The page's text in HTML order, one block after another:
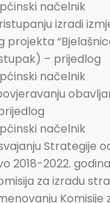
načelnik
izradi
projekta
– prijedlog
načelnik
načelnik
Strategije
2018-2022.
za izradu
Komisije